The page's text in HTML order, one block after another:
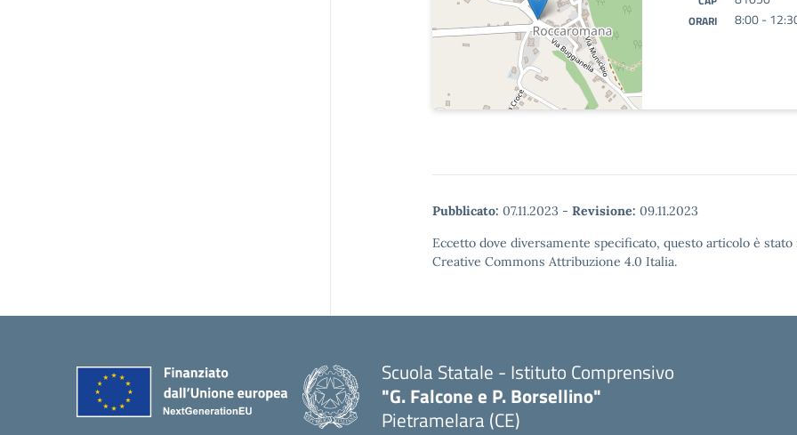
ORARI 8:00 -
Pubblicato: 07.11.2023 - Revisione: 09.11.2023
Eccetto dove diversamente specificato, questo articolo è
Creative Commons Attribuzione 4.0 Italia.
Scuola Statale - Istituto Comprensivo
"G. Falcone e P. Borsellino"
Pietramelara (CE)